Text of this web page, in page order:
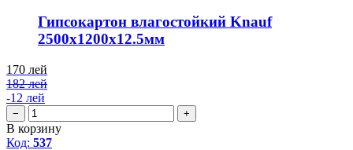
Гипсокартон влагостойкий Knauf
2500x1200x12.5мм
170 лей
182 лей
-12 лей
− +
В корзину
Код: 537